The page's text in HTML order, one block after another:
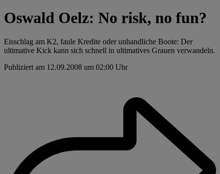
Oswald Oelz: No risk, no fun?
Eisschlag am K2, faule Kredite oder unhandliche Boote: Der
ultimative Kick kann sich schnell in ultimatives Grauen verwandeln.
Publiziert am 12.09.2008 um 02:00 Uhr